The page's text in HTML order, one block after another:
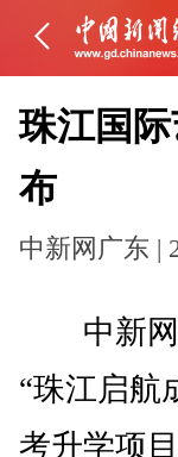
珠江国
布
中新网广东 |
中新网
“珠江启航
考升学项